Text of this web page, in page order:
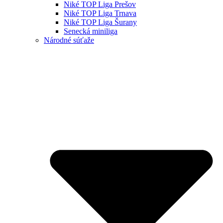
Niké TOP Liga Prešov
Niké TOP Liga Trnava
Niké TOP Liga Šurany
Senecká miniliga
Národné súťaže